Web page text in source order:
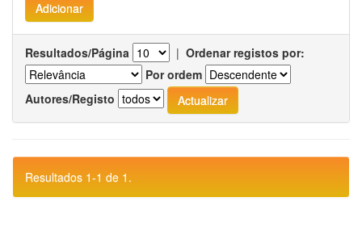
Resultados/Página | Ordenar registos por:
Por ordem
Autores/Registo
Resultados 1-1 de 1.